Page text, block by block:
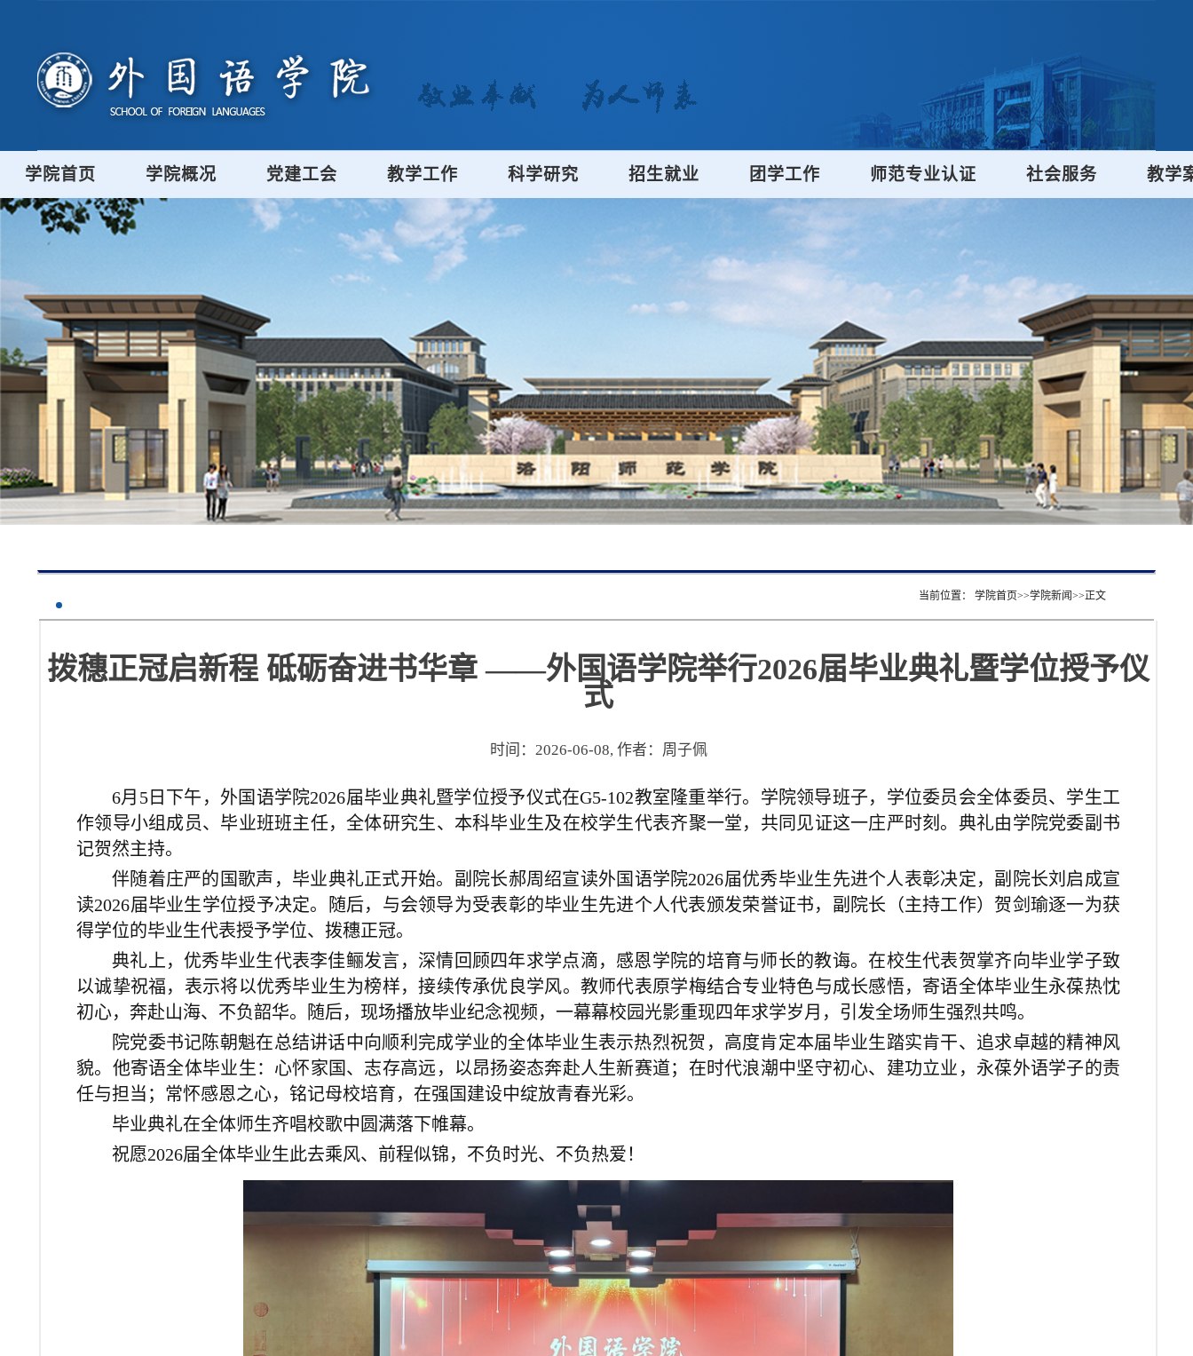
学院首页 学院概况 党建工会 教学工作 科学研究 招生就业 团学工作 师范专业认证 社会服务 教学
当前位置： 学院首页>>学院新闻>>正文
拨穗正冠启新程 砥砺奋进书华章 ——外国语学院举行2026届毕业典礼暨学位授予仪
式
时间：2026-06-08, 作者：周子佩
6月5日下午，外国语学院2026届毕业典礼暨学位授予仪式在G5-102教室隆重举行。学院领导班子，学位委员会全体委员、学生工
作领导小组成员、毕业班班主任，全体研究生、本科毕业生及在校学生代表齐聚一堂，共同见证这一庄严时刻。典礼由学院党委副书
记贺然主持。
伴随着庄严的国歌声，毕业典礼正式开始。副院长郝周绍宣读外国语学院2026届优秀毕业生先进个人表彰决定，副院长刘启成宣
读2026届毕业生学位授予决定。随后，与会领导为受表彰的毕业生先进个人代表颁发荣誉证书，副院长（主持工作）贺剑瑜逐一为获
得学位的毕业生代表授予学位、拨穗正冠。
典礼上，优秀毕业生代表李佳鲡发言，深情回顾四年求学点滴，感恩学院的培育与师长的教诲。在校生代表贺掌齐向毕业学子致
以诚挚祝福，表示将以优秀毕业生为榜样，接续传承优良学风。教师代表原学梅结合专业特色与成长感悟，寄语全体毕业生永葆热忱
初心，奔赴山海、不负韶华。随后，现场播放毕业纪念视频，一幕幕校园光影重现四年求学岁月，引发全场师生强烈共鸣。
院党委书记陈朝魁在总结讲话中向顺利完成学业的全体毕业生表示热烈祝贺，高度肯定本届毕业生踏实肯干、追求卓越的精神风
貌。他寄语全体毕业生：心怀家国、志存高远，以昂扬姿态奔赴人生新赛道；在时代浪潮中坚守初心、建功立业，永葆外语学子的责
任与担当；常怀感恩之心，铭记母校培育，在强国建设中绽放青春光彩。
毕业典礼在全体师生齐唱校歌中圆满落下帷幕。
祝愿2026届全体毕业生此去乘风、前程似锦，不负时光、不负热爱！